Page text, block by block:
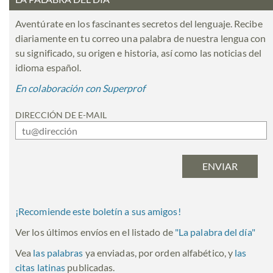
Aventúrate en los fascinantes secretos del lenguaje. Recibe
diariamente en tu correo una palabra de nuestra lengua con
su significado, su origen e historia, así como las noticias del
idioma español.
En colaboración con Superprof
DIRECCIÓN DE E-MAIL
¡Recomiende este boletín a sus amigos!
Ver los últimos envíos en el listado de "La palabra del día"
Vea las palabras ya enviadas, por orden alfabético, y las
citas latinas publicadas.